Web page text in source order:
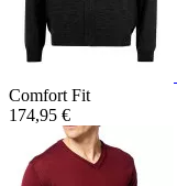
Comfort Fit
174,95 €